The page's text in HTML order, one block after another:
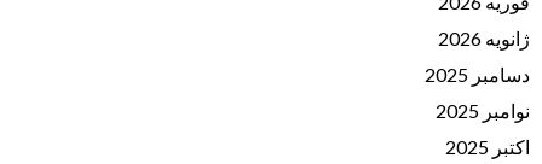
ژانویه 2026
دسامبر 2025
نوامبر 2025
اکتبر 2025